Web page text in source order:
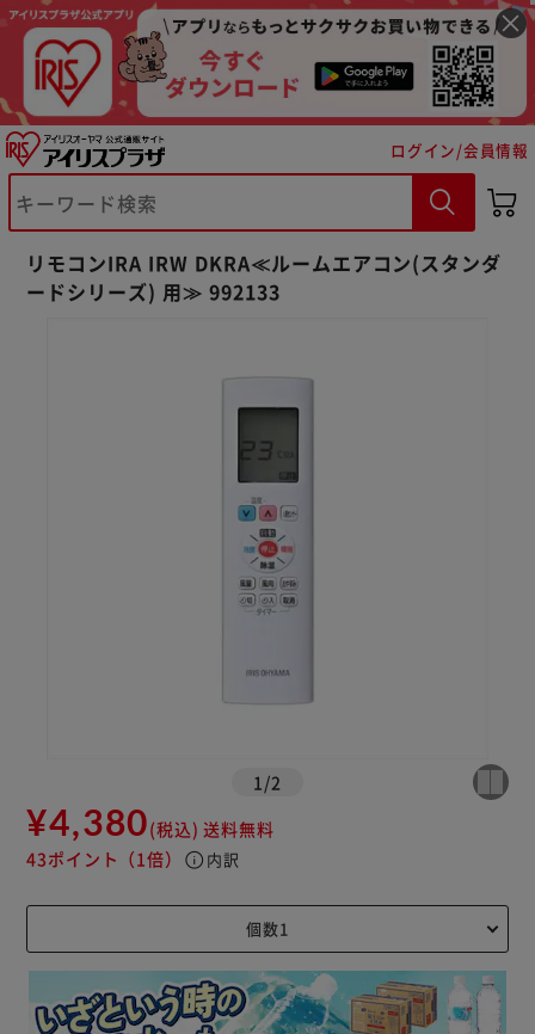
ログイン/会員情報
リモコンIRA IRW DKRA≪ルームエアコン(スタンダ
ードシリーズ) 用≫ 992133
1 /2
¥4,380(税込) 送料無料
43ポイント （1倍） info 内訳
※ご確認ください
カートに入れる 購入手続きへ